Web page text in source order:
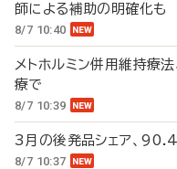
師による補助の明確化も
8/7 10:40
メトホルミン併用維持療
療で
8/7 10:39
3月の後発品シェア、
8/7 10:37